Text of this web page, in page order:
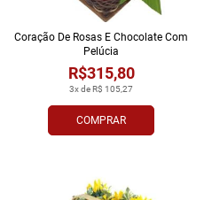
COMPRAR
3x de R$ 105,27
R$315,80
Coração De Rosas E Chocolate Com
Pelúcia